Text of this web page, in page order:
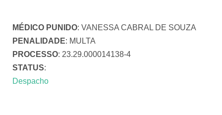
MÉDICO PUNIDO: VANESSA CABRAL DE SOUZA
PENALIDADE: MULTA
PROCESSO: 23.29.000014138-4
STATUS:
Despacho